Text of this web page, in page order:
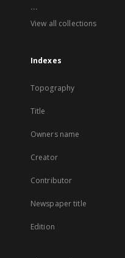
...
View all collections
Indexes
Topography
Title
Owners name
Creator
Contributor
Newspaper title
Edition